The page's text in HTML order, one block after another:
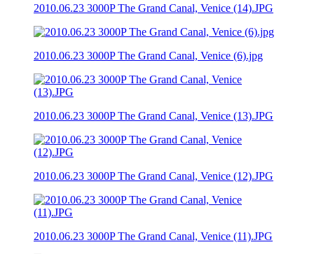
2010.06.23 3000P The Grand Canal, Venice (14).JPG
2010.06.23 3000P The Grand Canal, Venice (6).jpg
2010.06.23 3000P The Grand Canal, Venice (13).JPG
2010.06.23 3000P The Grand Canal, Venice (12).JPG
2010.06.23 3000P The Grand Canal, Venice (11).JPG